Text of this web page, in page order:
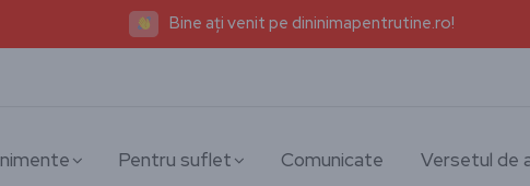
Bine ați venit pe dininimapentrutine.ro!
Pentru suflet Comunicate Versetul de